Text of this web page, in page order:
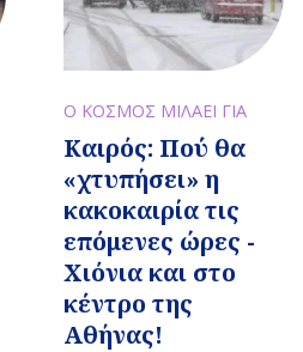
Ο ΚΟΣΜΟΣ ΜΙΛΑΕΙ ΓΙΑ
Καιρός: Πού θα
«χτυπήσει» η
κακοκαιρία τις
επόμενες ώρες -
Χιόνια και στο
κέντρο της
Αθήνας!